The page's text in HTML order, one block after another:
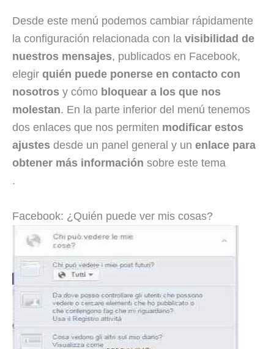
Desde este menú podemos cambiar rápidamente
la configuración relacionada con la visibilidad de
nuestros mensajes, publicados en Facebook,
elegir quién puede ponerse en contacto con
nosotros y cómo bloquear a los que nos
molestan. En la parte inferior del menú tenemos
dos enlaces que nos permiten modificar estos
ajustes desde un panel general y un enlace para
obtener más información sobre este tema
.
Facebook: ¿Quién puede ver mis cosas?